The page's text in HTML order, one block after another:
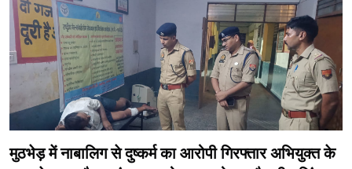
मुठभेड़ में नाबालिग से दुष्कर्म का आरोपी गिरफ्तार अभियुक्त के